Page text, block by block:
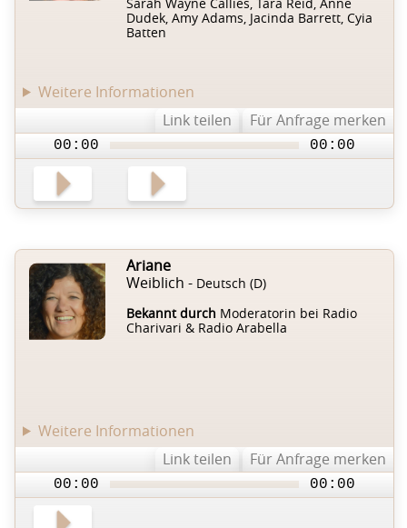
Dudek, Amy Adams, Jacinda Barrett, Cyia
Batten
Weitere Informationen
Link teilen
Für Anfrage merken
00:00 00:00
Ariane
Weiblich - Deutsch (D)
Bekannt durch Moderatorin bei Radio
Charivari & Radio Arabella
Weitere Informationen
Link teilen
Für Anfrage merken
00:00 00:00